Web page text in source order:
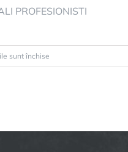
PROFESIONISTI
sunt închise